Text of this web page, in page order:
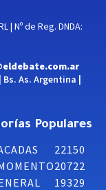
| Nº de Reg. DNDA:
As. Argentina |
Populares
22150
20722
19329